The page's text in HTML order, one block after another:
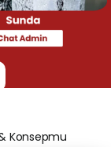
Konsepmu